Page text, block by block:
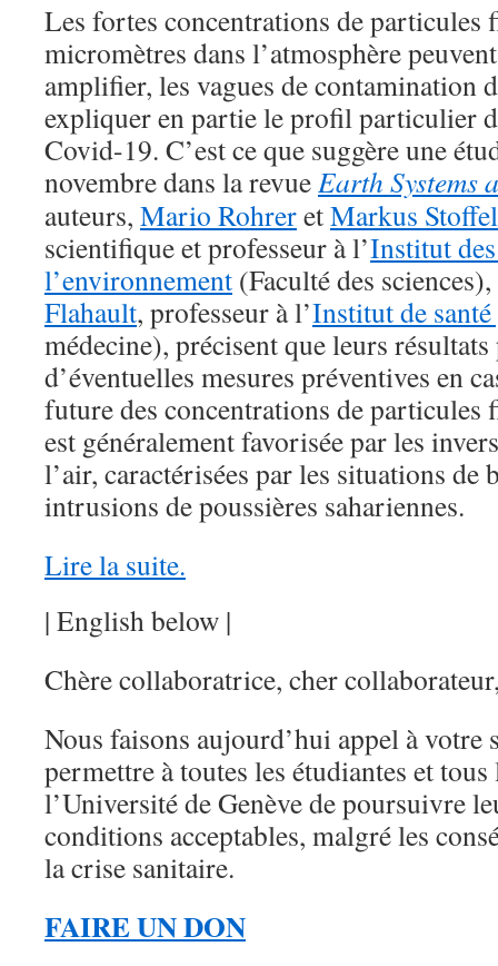
Les fortes concentrations de particules
micromètres dans l’atmosphère
amplifier, les vagues de contamination
expliquer en partie le profil particulier
Covid-19. C’est ce que suggère une
novembre dans la revueEarth Systems
auteurs, Mario RohreretMarkus Stoffel
scientifique et professeur à l’Institut
l’environnement (Faculté des sciences),
Flahault, professeur à l’Institut de
médecine), précisent que leurs
d’éventuelles mesures préventives en
future des concentrations de particules
est généralement favorisée par les
l’air, caractérisées par les situations
intrusions de poussières sahariennes.
Lire la suite.
| English below |
Chère collaboratrice, cher
Nous faisons aujourd’hui appel à
permettre à toutes les étudiantes et
l’Université de Genève de poursuivre
conditions acceptables, malgré les
la crise sanitaire.
FAIRE UN DON